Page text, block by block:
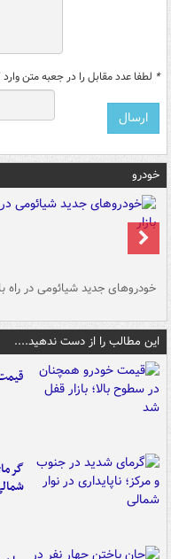
* لطفا عدد مقابل را در جعبه متن وارد
خودرو
خودروهای جدید شیائومی در راه
این مطالب را از دست ندهید....